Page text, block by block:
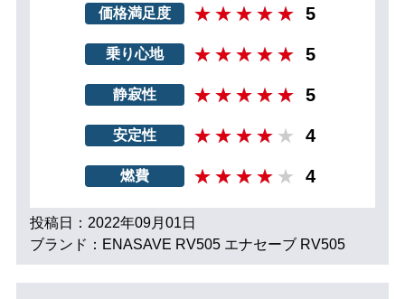
価格満足度 5
乗り心地 5
静寂性 5
安定性 4
燃費 4
投稿日：2022年09月01日
ブランド：ENASAVE RV505 エナセーブ RV505